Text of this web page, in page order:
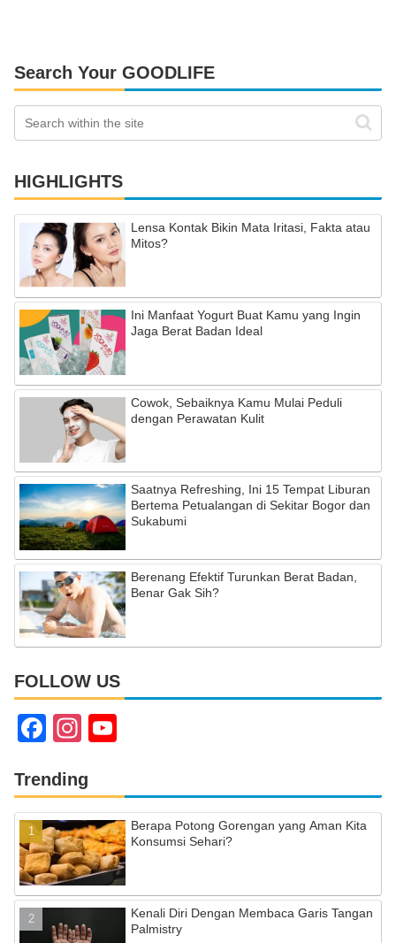
Search Your GOODLIFE
HIGHLIGHTS
Lensa Kontak Bikin Mata Iritasi, Fakta atau
Mitos?
Ini Manfaat Yogurt Buat Kamu yang Ingin
Jaga Berat Badan Ideal
Cowok, Sebaiknya Kamu Mulai Peduli
dengan Perawatan Kulit
Saatnya Refreshing, Ini 15 Tempat Liburan
Bertema Petualangan di Sekitar Bogor dan
Sukabumi
Berenang Efektif Turunkan Berat Badan,
Benar Gak Sih?
FOLLOW US
F
c
e
b
o
o
k
In
a
gr
a
m
T
u
b
e
C
Trending
Berapa Potong Gorengan yang Aman Kita
Konsumsi Sehari?
Kenali Diri Dengan Membaca Garis Tangan
Palmistry